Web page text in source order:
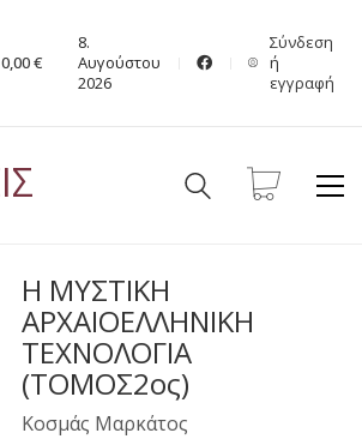
0,00€
8.
Αυγούστου
2026
Σύνδεση
ή
εγγραφή
Η ΜΥΣΤΙΚΗ
ΑΡΧΑΙΟΕΛΛΗΝΙΚΗ
ΤΕΧΝΟΛΟΓΙΑ
(ΤΟΜΟΣ2ος)
Κοσμάς Μαρκάτος